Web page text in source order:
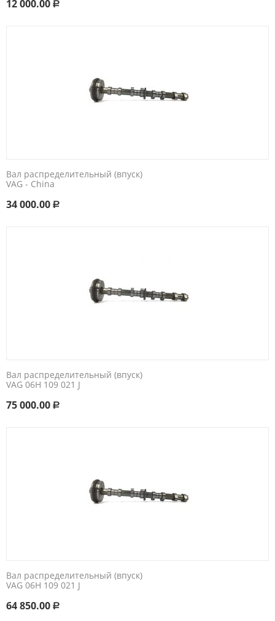
12 000.00 Р
Вал распределительный (впуск)
VAG - China
34 000.00 Р
Вал распределительный (впуск)
VAG 06H 109 021 J
75 000.00 Р
Вал распределительный (впуск)
VAG 06H 109 021 J
64 850.00 Р